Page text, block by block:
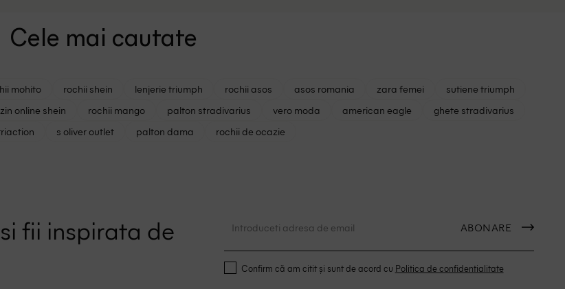
Cele mai cautate
mohito rochii shein lenjerie triumph rochii asos asos romania zara femei
sutiene triumph
online shein rochii mango palton stradivarius vero moda american eagle
ghete stradivarius
s oliver outlet palton dama rochii de ocazie
fii inspirata de
ABONARE
Confirm că am citit și sunt de acord cu Politica de confidentialitate